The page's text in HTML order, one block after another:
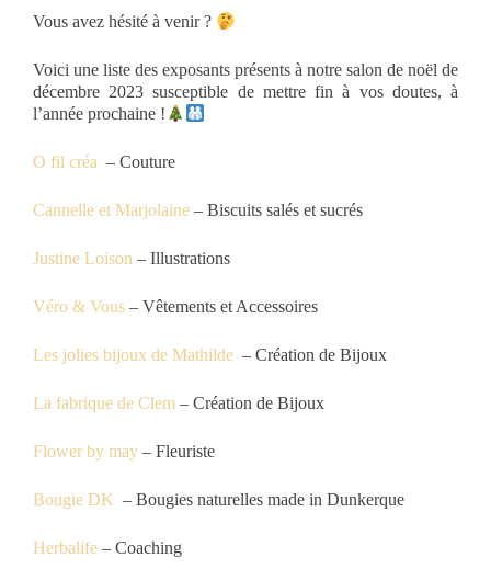
Vous avez hésité à venir ?
Voici une liste des exposants présents à notre salon de noël de
décembre 2023 susceptible de mettre fin à vos doutes, à
l’année prochaine !
O fil créa – Couture
Cannelle et Marjolaine – Biscuits salés et sucrés
Justine Loison – Illustrations
Véro & Vous – Vêtements et Accessoires
Les jolies bijoux de Mathilde – Création de Bijoux
La fabrique de Clem – Création de Bijoux
Flower by may – Fleuriste
Bougie DK – Bougies naturelles made in Dunkerque
Herbalife – Coaching